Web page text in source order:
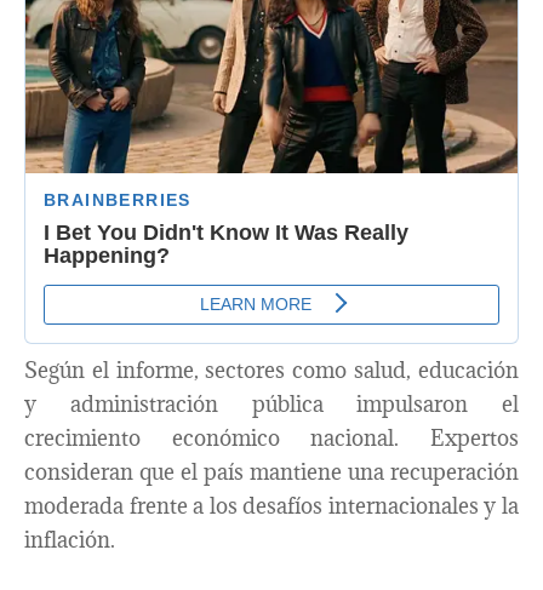
Según el informe, sectores como salud, educación
y administración pública impulsaron el
crecimiento económico nacional. Expertos
consideran que el país mantiene una recuperación
moderada frente a los desafíos internacionales y la
inflación.